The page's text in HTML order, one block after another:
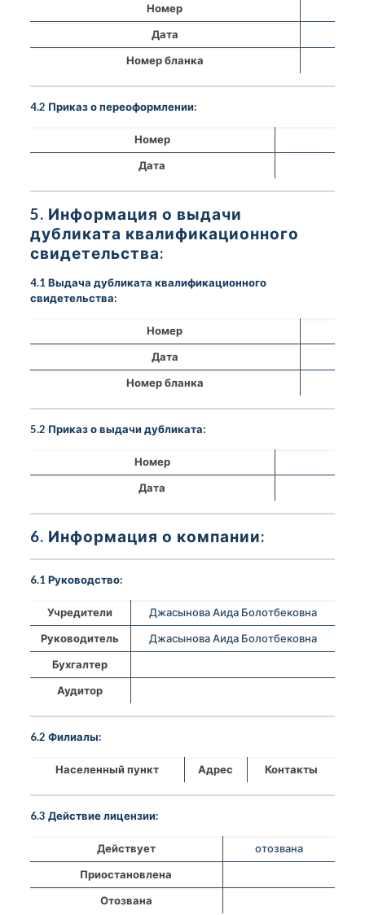
Номер
Дата
Номер бланка
4.2 Приказ о переоформлении:
Номер
Дата
5. Информация о выдачи
дубликата квалификационного
свидетельства:
4.1 Выдача дубликата квалификационного
свидетельства:
Номер
Дата
Номер бланка
5.2 Приказ о выдачи дубликата:
Номер
Дата
6. Информация о компании:
6.1 Руководство:
Учредители
Джасынова Аида Болотбековна
Руководитель
Джасынова Аида Болотбековна
Бухгалтер
Аудитор
6.2 Филиалы:
Населенный пункт Адрес Контакты
6.3 Действие лицензии:
Действует
отозвана
Приостановлена
Отозвана